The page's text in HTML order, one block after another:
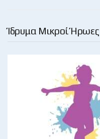
Ίδρυμα Μικροί Ήρωες